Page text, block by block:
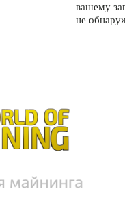
вашему
не